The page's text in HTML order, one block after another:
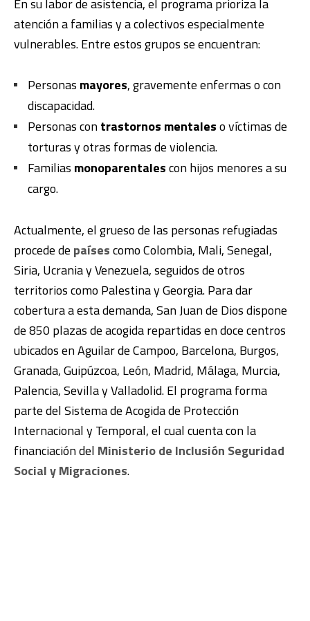
En su labor de asistencia, el programa prioriza la
atención a familias y a colectivos especialmente
vulnerables. Entre estos grupos se encuentran:
Personas mayores, gravemente enfermas o con
discapacidad.
Personas contrastornos mentaleso víctimas de
torturas y otras formas de violencia.
Familias monoparentalescon hijos menores a su
cargo.
Actualmente, el grueso de las personas refugiadas
procede de paísescomo Colombia, Mali, Senegal,
Siria, Ucrania y Venezuela, seguidos de otros
territorios como Palestina y Georgia. Para dar
cobertura a esta demanda, San Juan de Dios dispone
de 850 plazas de acogida repartidas en doce centros
ubicados en Aguilar de Campoo, Barcelona, Burgos,
Granada, Guipúzcoa, León, Madrid, Málaga, Murcia,
Palencia, Sevilla y Valladolid. El programa forma
parte del Sistema de Acogida de Protección
Internacional y Temporal, el cual cuenta con la
financiación del Ministerio de Inclusión Seguridad
Social y Migraciones.